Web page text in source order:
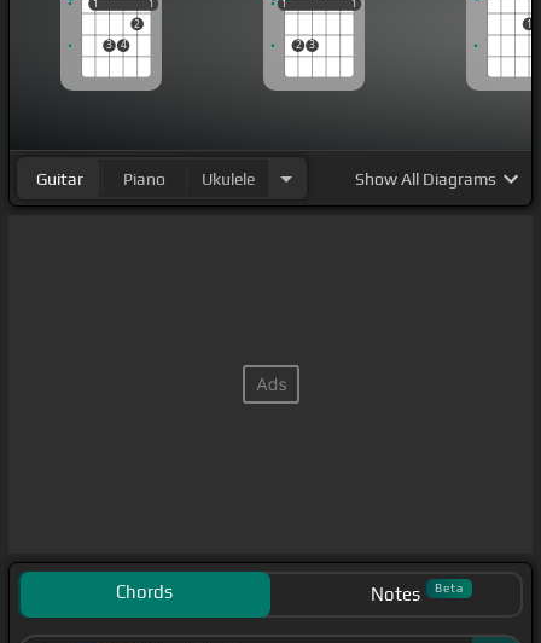
1
3 4
2
1
1 1 1
2 3
1
1 1
1
Guitar Piano Ukulele ShowAll Diagrams
Chords Notes Beta